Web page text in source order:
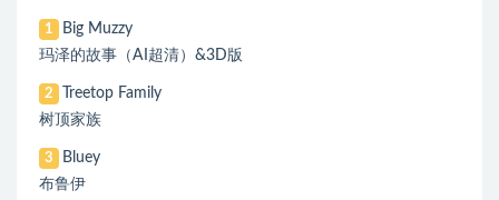
1
Big Muzzy
玛泽的故事（AI超清）&3D版
2
Treetop Family
树顶家族
3
Bluey
布鲁伊